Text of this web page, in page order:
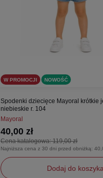
W PROMOCJI NOWOŚĆ
Spodenki dziecięce Mayoral krótkie
niebieskie r. 104
Mayoral
Cena katalogowa:119,00 zł
40,00 zł
Najniższa cena z 30 dni przed obniżką:
Dodaj do koszyka